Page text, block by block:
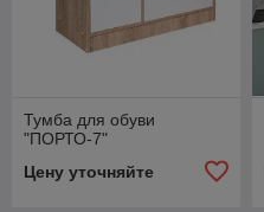
Тумба для обуви
"ПОРТО-7"
Цену уточняйте